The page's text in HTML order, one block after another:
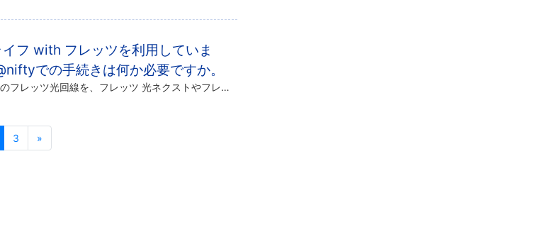
フ with フレッツを利用していま
での手続きは何か必要ですか。
基本的には@niftyでのお手続きは不要です。 NTTのフレッツ光回線を、フレッツ 光ネクストやフレッツ 光ライトなどに変更しても、基本的に@niftyでのお手続きは不要です。 お引っ越しなどで住所・電話番号等のご登録情 […]
3 »